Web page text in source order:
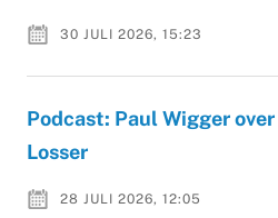
30 JULI 2026, 15:23
Podcast: Paul Wigger
Losser
28 JULI 2026, 12:05